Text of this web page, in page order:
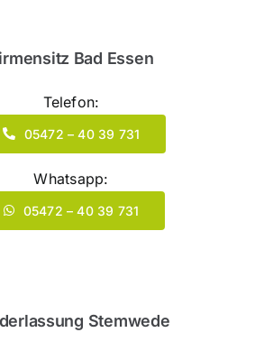
Bad Essen
Telefon:
05472 – 40 39 731
Whatsapp:
05472 – 40 39 731
Stemwede